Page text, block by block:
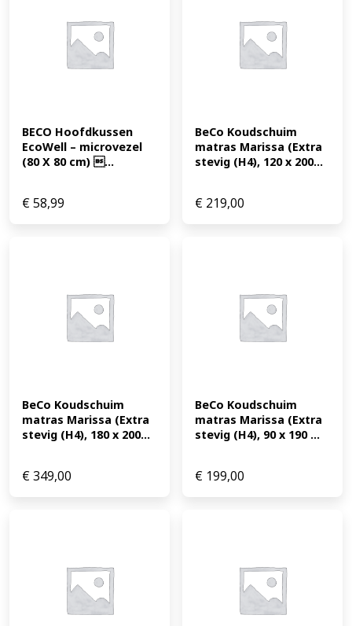
BECO Hoofdkussen
EcoWell – microvezel
(80 X 80 cm) ...
€58,99
BeCo Koudschuim
matras Marissa (Extra
stevig (H4), 120 x 200...
€ 219,00
BeCo Koudschuim
matras Marissa (Extra
stevig (H4), 180 x 200...
€349,00
BeCo Koudschuim
matras Marissa (Extra
stevig (H4), 90 x 190 ...
€ 199,00